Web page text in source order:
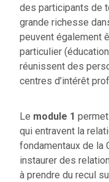
des participants de
grande richesse
peuvent également
particulier
réunissent des
centres d’intérêt
Le module 1
qui entravent la
fondamentaux de la
instaurer des
à prendre du recul